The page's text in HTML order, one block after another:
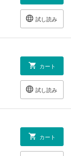
試し読み
カート
試し読み
カート